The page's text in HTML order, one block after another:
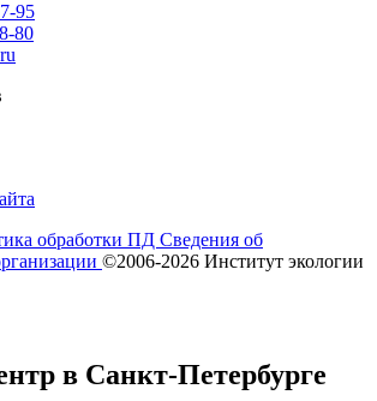
95
80
обработки ПД Сведения об
©2006-2026 Институт экологии
в Санкт-Петербурге